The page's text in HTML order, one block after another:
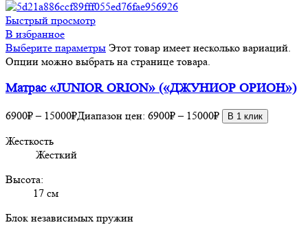
Быстрый просмотр
В избранное
Выберите параметры Этот товар имеет несколько вариаций.
Опции можно выбрать на странице товара.
Матрас «JUNIOR ORION» («ДЖУНИОР ОРИОН»)
6900₽ – 15000₽Диапазон цен: 6900₽ – 15000₽ В 1 клик
Жесткость
Жесткий
Высота:
17 см
Блок независимых пружин